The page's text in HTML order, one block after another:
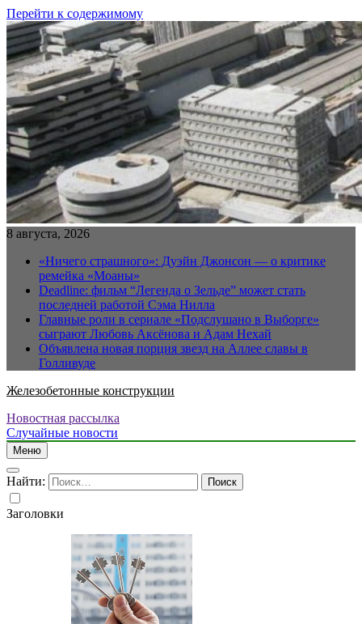
Перейти к содержимому
8 августа, 2026
«Ничего страшного»: Дуэйн Джонсон — о критике
ремейка «Моаны»
Deadline: фильм “Легенда о Зельде” может стать
последней работой Сэма Нилла
Главные роли в сериале «Подслушано в Выборге»
сыграют Любовь Аксёнова и Адам Нехай
Объявлена новая порция звезд на Аллее славы в
Голливуде
Железобетонные конструкции
Новостная рассылка
Случайные новости
Меню
Найти:
Заголовки